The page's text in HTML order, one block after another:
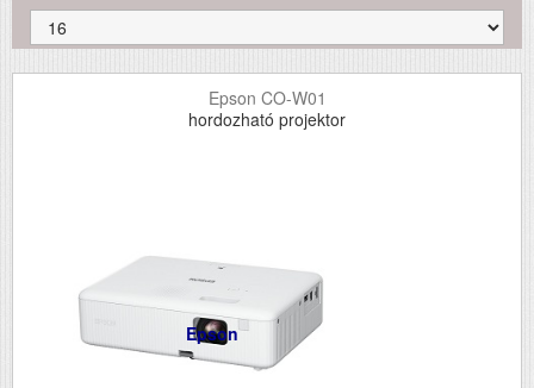
Epson CO-W01
hordozható projektor
Epson